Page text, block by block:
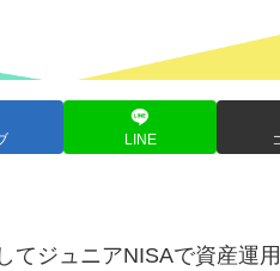
LINE
ジュニアNISAで資産運用